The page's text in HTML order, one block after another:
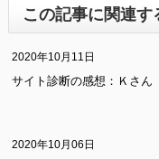
この記事に関連す
2020年10月11日
サイト診断の感想：Ｋさん
2020年10月06日